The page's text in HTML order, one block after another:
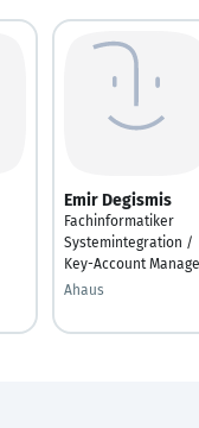
Emir Degismis
Fachinformatiker
Systemintegration /
Key-Account
Ahaus